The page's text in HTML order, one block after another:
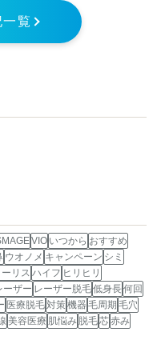
覧
VIO いつから おすすめ
ウオノメ キャンペーン シミ
ーリス ハイフ ヒリヒリ
ーザー レーザー脱毛低身長何回
医療脱毛対策機器 毛周期 毛穴
美容医療 肌悩み 脱毛芯赤み